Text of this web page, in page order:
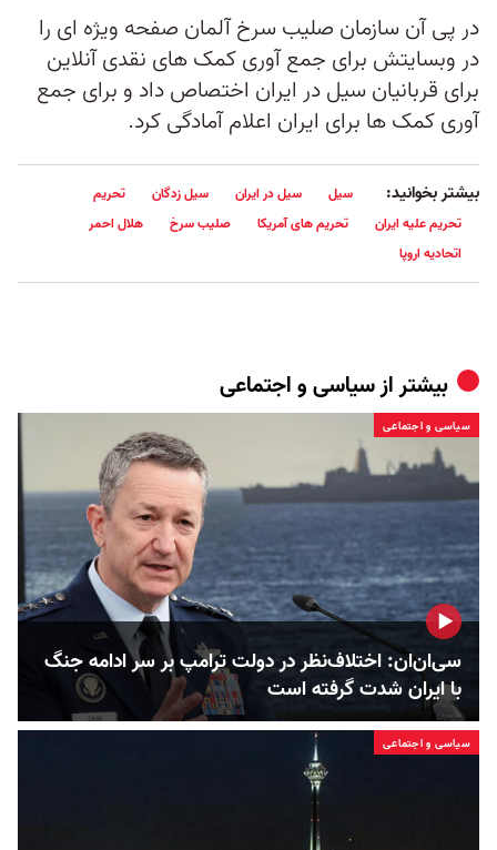
در پی آن سازمان صلیب سرخ آلمان صفحه ویژه ای را
در وبسایتش برای جمع آوری کمک های نقدی آنلاین
برای قربانیان سیل در ایران اختصاص داد و برای جمع
آوری کمک ها برای ایران اعلام آمادگی کرد.
بیشتر بخوانید: سیل سیل در ایران سیل زدگان
تحریم
تحریم علیه ایران
تحریم های آمریکا صلیب سرخ
هلال احمر
اتحادیه اروپا
بیشتر ازسیاسی و اجتماعی
سیاسی و اجتماعی
سی‌ان‌ان: اختلاف‌نظر در دولت ترامپ بر سر ادامه جنگ
با ایران شدت گرفته است
سیاسی و اجتماعی